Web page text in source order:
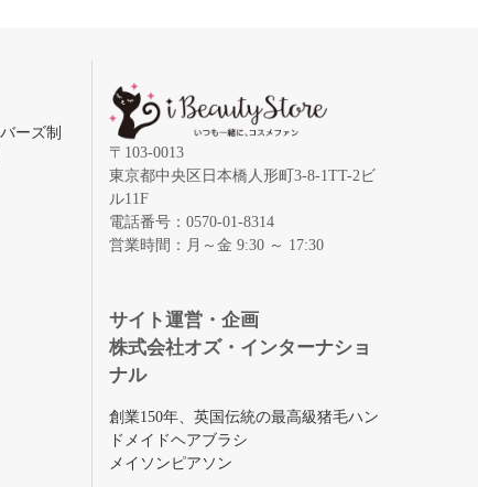
ーズ制
〒103-0013
東京都中央区日本橋人形町3-8-1TT-2ビ
ル11F
電話番号：0570-01-8314
営業時間：月～金 9:30 ～ 17:30
サイト運営・企画
株式会社オズ・インターナショ
ナル
創業150年、英国伝統の最高級猪毛ハン
ドメイドヘアブラシ
メイソンピアソン